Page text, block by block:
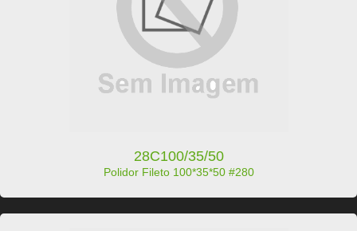
28C100/35/50
Polidor Fileto 100*35*50 #280